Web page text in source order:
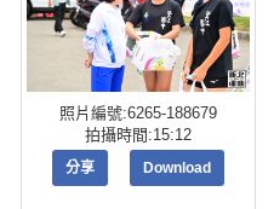
照片編號:6265-188679
拍攝時間:15:12
分享 Download